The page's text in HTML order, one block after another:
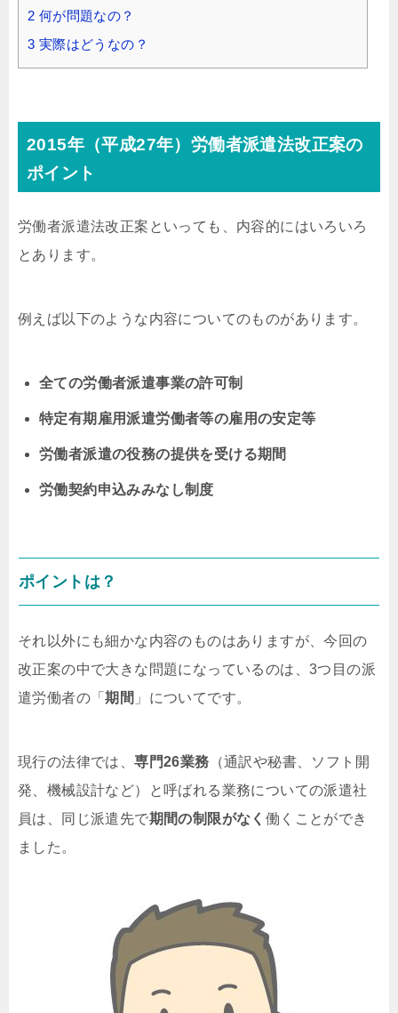
2 何が問題なの？
3 実際はどうなの？
2015年（平成27年）労働者派遣法改正案の
ポイント
労働者派遣法改正案といっても、内容的にはいろいろ
とあります。
例えば以下のような内容についてのものがあります。
全ての労働者派遣事業の許可制
特定有期雇用派遣労働者等の雇用の安定等
労働者派遣の役務の提供を受ける期間
労働契約申込みみなし制度
ポイントは？
それ以外にも細かな内容のものはありますが、今回の
改正案の中で大きな問題になっているのは、3つ目の派
遣労働者の「期間 」についてです。
現行の法律では、専門26業務 （通訳や秘書、ソフト開
発、機械設計など）と呼ばれる業務についての派遣社
員は、同じ派遣先で期間の制限がなく 働くことができ
ました。